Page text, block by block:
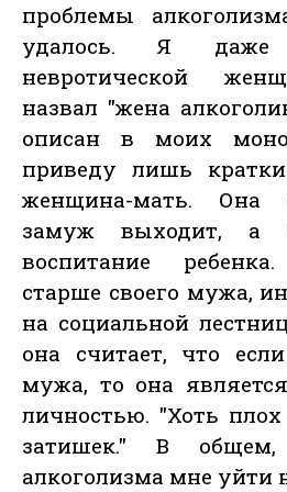
проблемы
удалось. Я
невротической
назвал "жена
описан в моих
приведу лишь
женщина-мать. Она
замуж выходит, а
воспитание
старше своего мужа,
на социальной
она считает, что
мужа, то она
личностью. "Хоть
затишек." В
алкоголизма мне уйти